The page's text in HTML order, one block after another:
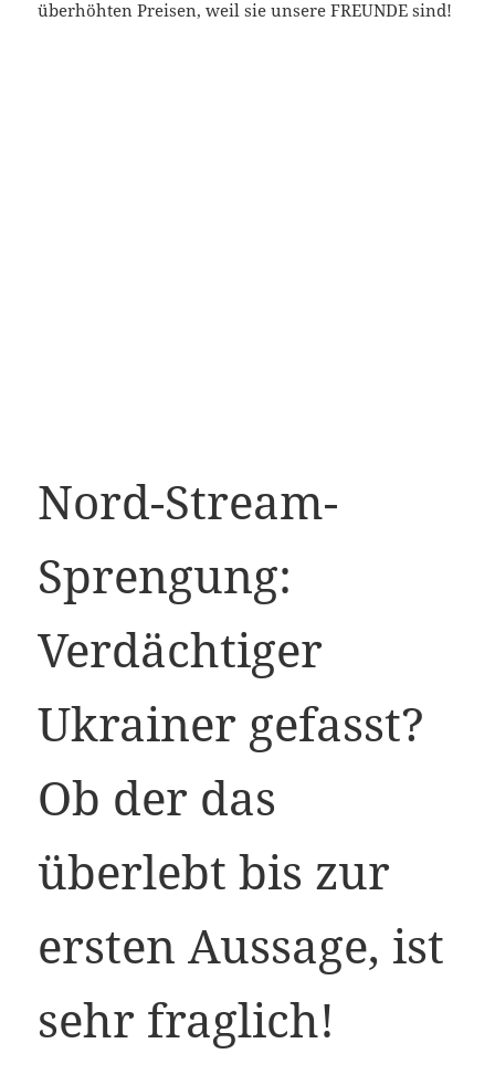
überhöhten Preisen, weil sie unsere FREUNDE sind!
Nord-Stream-
Sprengung:
Verdächtiger
Ukrainer gefasst?
Ob der das
überlebt bis zur
ersten Aussage, ist
sehr fraglich!